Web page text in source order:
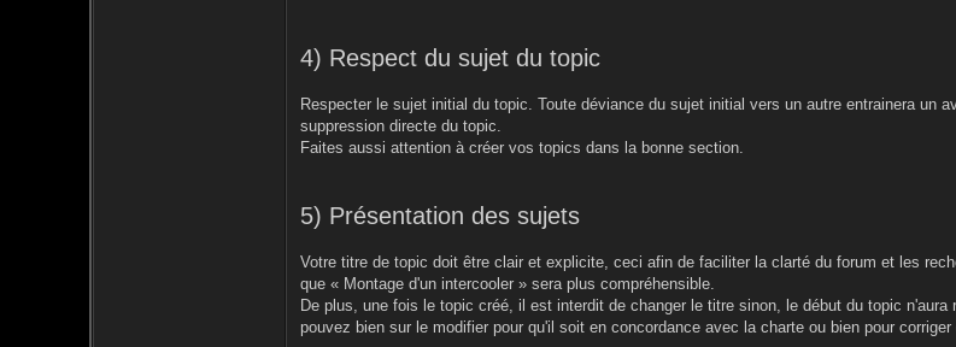
4) Respect du sujet du topic
Respecter le sujet initial du topic. Toute déviance du sujet initial vers un autre entrainera un
suppression directe du topic.
Faites aussi attention à créer vos topics dans la bonne section.
5) Présentation des sujets
Votre titre de topic doit être clair et explicite, ceci afin de faciliter la clarté du forum et les
que « Montage d'un intercooler » sera plus compréhensible.
De plus, une fois le topic créé, il est interdit de changer le titre sinon, le début du topic
pouvez bien sur le modifier pour qu'il soit en concordance avec la charte ou bien pour corriger